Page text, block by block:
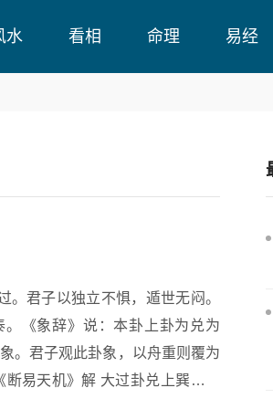
水 看相 命理 易经
《象辞》说：本卦上卦为兑为
。君子观此卦象，以舟重则覆为
过卦兑上巽下，